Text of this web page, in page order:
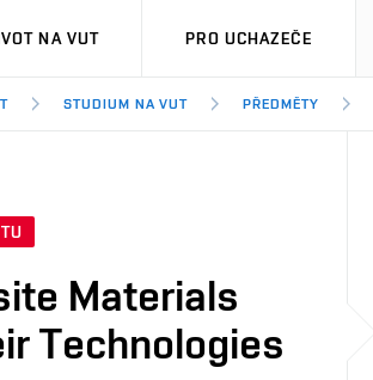
NA VUT PRO UCHAZEČE
STUDIUM NA VUT PŘEDMĚTY
Materials
Technologies